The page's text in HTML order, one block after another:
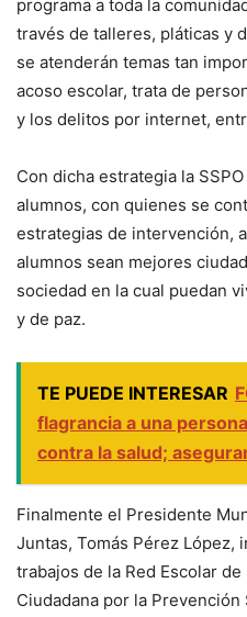
programa a toda la
través de talleres, pláticas y
se atenderán temas tan
acoso escolar, trata de
y los delitos por internet,
Con dicha estrategia la
alumnos, con quienes se
estrategias de intervención,
alumnos sean mejores
sociedad en la cual puedan
y de paz.
TE PUEDE INTERESAR
flagrancia a una
contra la salud;
Finalmente el Presidente
Juntas, Tomás Pérez López,
trabajos de la Red Escolar
Ciudadana por la